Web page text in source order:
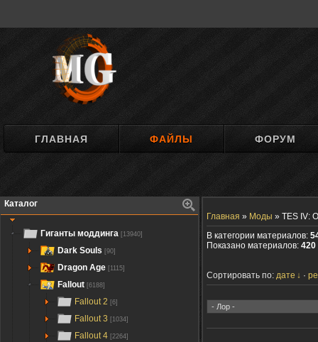
ГЛАВНАЯ ФАЙЛЫ ФОРУМ
Каталог
Гиганты моддинга [13940]
Dark Souls [90]
Dragon Age [1115]
Fallout [6188]
Fallout 2 [6]
Fallout 3 [1034]
Fallout 4 [2264]
Главная » Моды » TES IV:
В категории материалов:
Показано материалов: 420
Сортировать по: дате